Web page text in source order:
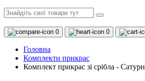
0 0
Головна
Комплекти прикрас
Комплект прикрас зі срібла - Сатурн